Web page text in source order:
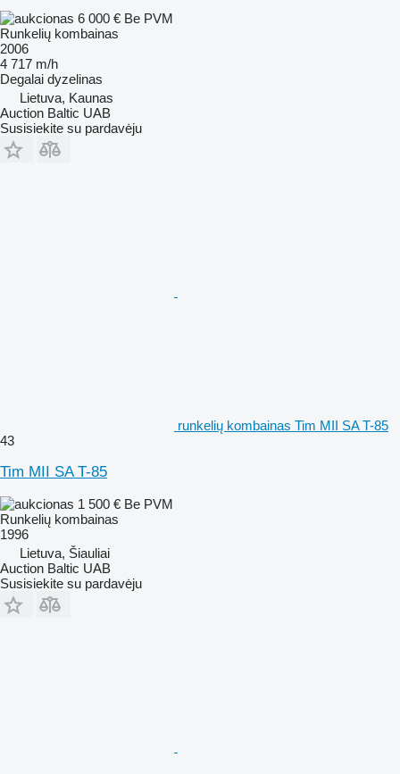
6 000 € Be PVM
Runkelių kombainas
2006
4 717 m/h
Degalai dyzelinas
Lietuva, Kaunas
Auction Baltic UAB
Susisiekite su pardavėju
runkelių kombainas Tim MII SA T-85
43
Tim MII SA T-85
1 500 € Be PVM
Runkelių kombainas
1996
Lietuva, Šiauliai
Auction Baltic UAB
Susisiekite su pardavėju